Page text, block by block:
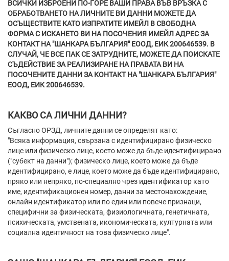
ВСИЧКИ ИЗБРОЕНИ ПО-ГОРЕ ВАШИ ПРАВА ВЪВ ВРЪЗКА С
ОБРАБОТВАНЕТО НА ЛИЧНИТЕ ВИ ДАННИ МОЖЕТЕ ДА
ОСЪЩЕСТВИТЕ КАТО ИЗПРАТИТЕ ИМЕЙЛ В СВОБОДНА
ФОРМА С ИСКАНЕТО ВИ НА ПОСОЧЕНИЯ ИМЕЙЛ АДРЕС ЗА
КОНТАКТ НА "ШАНКАРА БЪЛГАРИЯ" ЕООД, ЕИК 200646539. В
СЛУЧАЙ, ЧЕ ВСЕ ПАК СЕ ЗАТРУДНИТЕ, МОЖЕТЕ ДА ПОИСКАТЕ
СЪДЕЙСТВИЕ ЗА РЕАЛИЗИРАНЕ НА ПРАВАТА ВИ НА
ПОСОЧЕНИТЕ ДАННИ ЗА КОНТАКТ НА "ШАНКАРА БЪЛГАРИЯ"
ЕООД, ЕИК 200646539.
КАКВО СА ЛИЧНИ ДАННИ?
Съгласно ОРЗД, личните данни се определят като:
"Всяка информация, свързана с идентифицирано физическо
лице или физическо лице, което може да бъде идентифицирано
("субект на данни"); физическо лице, което може да бъде
идентифицирано, е лице, което може да бъде идентифицирано,
пряко или непряко, по-специално чрез идентификатор като
име, идентификационен номер, данни за местонахождение,
онлайн идентификатор или по един или повече признаци,
специфични за физическата, физиологичната, генетичната,
психическата, умствената, икономическата, културната или
социална идентичност на това физическо лице".